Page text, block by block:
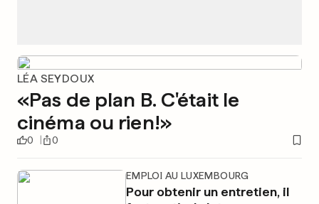
LÉA SEYDOUX
«Pas de plan B. C'était le
cinéma ou rien!»
0 0
EMPLOI AU LUXEMBOURG
Pour obtenir un entretien, il